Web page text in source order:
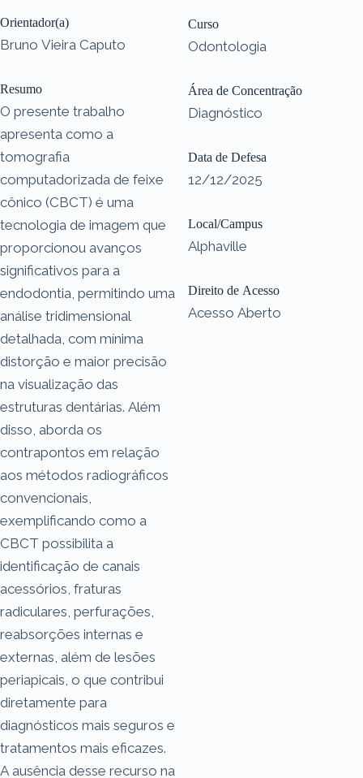
Orientador(a)
Bruno Vieira Caputo
Resumo
O presente trabalho
apresenta como a
tomografia
computadorizada de feixe
cônico (CBCT) é uma
tecnologia de imagem que
proporcionou avanços
significativos para a
endodontia, permitindo uma
análise tridimensional
detalhada, com mínima
distorção e maior precisão
na visualização das
estruturas dentárias. Além
disso, aborda os
contrapontos em relação
aos métodos radiográficos
convencionais,
exemplificando como a
CBCT possibilita a
identificação de canais
acessórios, fraturas
radiculares, perfurações,
reabsorções internas e
externas, além de lesões
periapicais, o que contribui
diretamente para
diagnósticos mais seguros e
tratamentos mais eficazes.
A ausência desse recurso na
Curso
Odontologia
Área de Concentração
Diagnóstico
Data de Defesa
12/12/2025
Local/Campus
Alphaville
Direito de Acesso
Acesso Aberto